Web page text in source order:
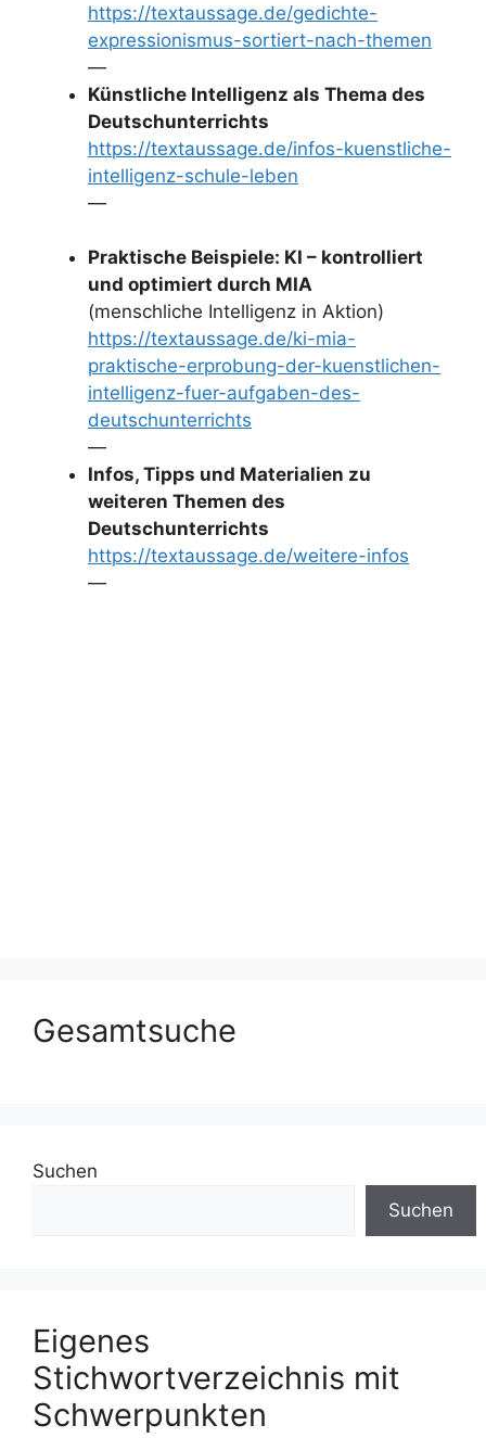
https://textaussage.de/gedichte-
expressionismus-sortiert-nach-themen
—
Künstliche Intelligenz als Thema des
Deutschunterrichts
https://textaussage.de/infos-kuenstliche-
intelligenz-schule-leben
—
Praktische Beispiele: KI – kontrolliert
und optimiert durch MIA
(menschliche Intelligenz in Aktion)
https://textaussage.de/ki-mia-
praktische-erprobung-der-kuenstlichen-
intelligenz-fuer-aufgaben-des-
deutschunterrichts
—
Infos, Tipps und Materialien zu
weiteren Themen des
Deutschunterrichts
https://textaussage.de/weitere-infos
—
Gesamtsuche
Suchen
Suchen
Eigenes
Stichwortverzeichnis mit
Schwerpunkten